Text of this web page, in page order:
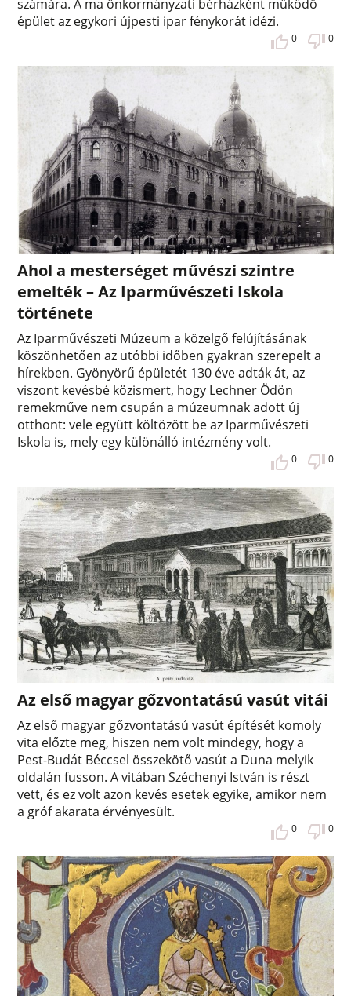
számára. A ma önkormányzati bérházként működő
épület az egykori újpesti ipar fénykorát idézi.
0 0
Ahol a mesterséget művészi szintre
emelték – Az Iparművészeti Iskola
története
Az Iparművészeti Múzeum a közelgő felújításának
köszönhetően az utóbbi időben gyakran szerepelt a
hírekben. Gyönyörű épületét 130 éve adták át, az
viszont kevésbé közismert, hogy Lechner Ödön
remekműve nem csupán a múzeumnak adott új
otthont: vele együtt költözött be az Iparművészeti
Iskola is, mely egy különálló intézmény volt.
0 0
Az első magyar gőzvontatású vasút vitái
Az első magyar gőzvontatású vasút építését komoly
vita előzte meg, hiszen nem volt mindegy, hogy a
Pest-Budát Béccsel összekötő vasút a Duna melyik
oldalán fusson. A vitában Széchenyi István is részt
vett, és ez volt azon kevés esetek egyike, amikor nem
a gróf akarata érvényesült.
0 0